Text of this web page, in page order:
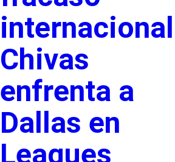
Chivas
enfrenta a
Dallas en
Leagues